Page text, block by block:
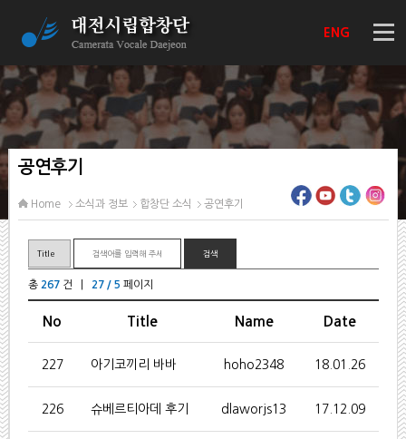
ENG
공연후기
Home 소식과 정보 합창단 소식 공연후기
총 267건 | 27 / 5 페이지
No Title Name Date
227 아기코끼리 바바 hoho2348 18.01.26
226 슈베르티아데 후기 dlaworjs13 17.12.09